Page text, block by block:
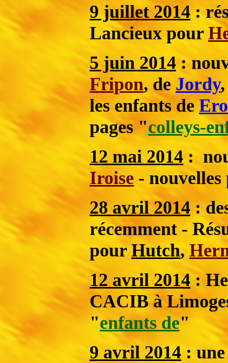
9 juillet 2014:
Lancieux pour
5 juin 2014:
Fripon, de Jordy
les enfants de
pages "colleys-
12 mai 2014:
Iroise -
28 avril 2014:
récemment -
pourHutch,
12 avril 2014:
CACIB à
"enfants de"
9 avril 2014: une